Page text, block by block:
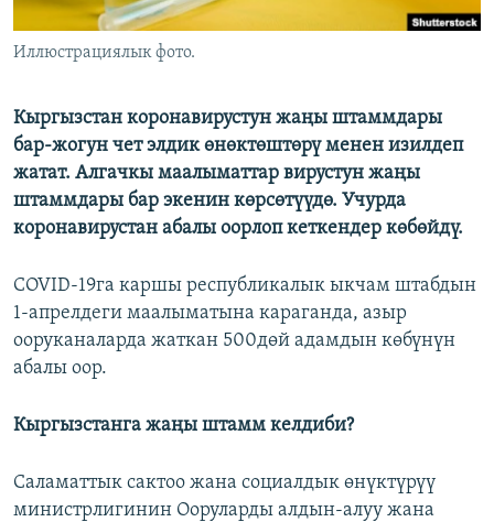
Иллюстрациялык фото.
Кыргызстан коронавирустун жаңы штаммдары
бар-жогун чет элдик өнөктөштөрү менен изилдеп
жатат. Алгачкы маалыматтар вирустун жаңы
штаммдары бар экенин көрсөтүүдө. Учурда
коронавирустан абалы оорлоп кеткендер көбөйдү.
COVID-19га каршы республикалык ыкчам штабдын
1-апрелдеги маалыматына караганда, азыр
ооруканаларда жаткан 500дөй адамдын көбүнүн
абалы оор.
Кыргызстанга жаңы штамм келдиби?
Саламаттык сактоо жана социалдык өнүктүрүү
министрлигинин Ооруларды алдын-алуу жана